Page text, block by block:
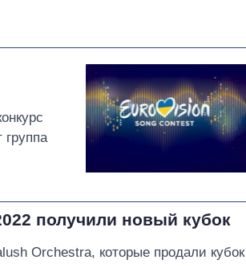
получили новый кубок
Orchestra, которые продали кубок